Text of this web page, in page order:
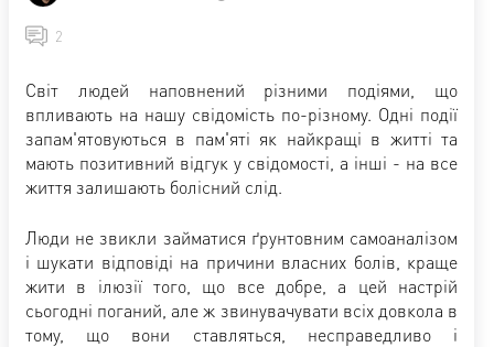
2
Світ людей наповнений різними подіями, що
впливають на нашу свідомість по-різному. Одні події
запам'ятовуються в пам'яті як найкращі в житті та
мають позитивний відгук у свідомості, а інші - на все
життя залишають болісний слід.
Люди не звикли займатися ґрунтовним самоаналізом
і шукати відповіді на причини власних болів, краще
жити в ілюзії того, що все добре, а цей настрій
сьогодні поганий, але ж звинувачувати всіх довкола в
тому, що вони ставляться, несправедливо і